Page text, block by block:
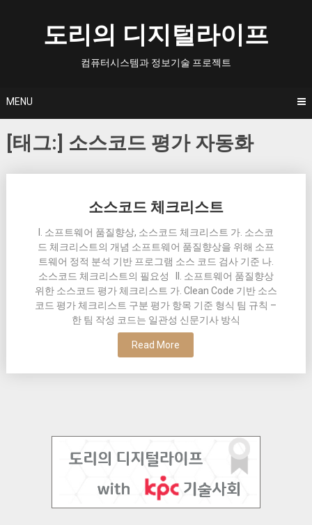
도리의 디지털라이프
컴퓨터시스템과 정보기술 프로젝트
MENU
[태그:] 소스코드 평가 자동화
소스코드 체크리스트
I. 소프트웨어 품질향상, 소스코드 체크리스트 가. 소스코
드 체크리스트의 개념 소프트웨어 품질향상을 위해 소프
트웨어 정적 분석 기반 프로그램 소스 코드 검사 기준 나.
소스코드 체크리스트의 필요성 II. 소프트웨어 품질향상
위한 소스코드 평가 체크리스트 가. Clean Code 기반 소스
코드 평가 체크리스트 구분 평가 항목 기준 형식 팀 규칙 –
한 팀 작성 코드는 일관성 신문기사 방식
Read More
navigation